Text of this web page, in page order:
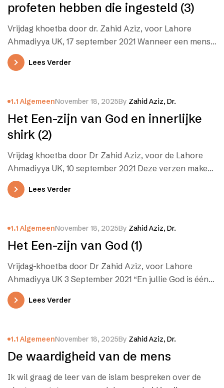
profeten hebben die ingesteld (3)
Vrijdag khoetba door dr. Zahid Aziz, voor Lahore
Ahmadiyya UK, 17 september 2021 Wanneer een mens
shirk pleegt, dan valt…
Lees Verder
1.1 AlgemeenNovember 18, 2025By Zahid Aziz, Dr.
Het Een-zijn van God en innerlijke
shirk (2)
Vrijdag khoetba door Dr Zahid Aziz, voor de Lahore
Ahmadiyya UK, 10 september 2021 Deze verzen maken
melding van een…
Lees Verder
1.1 AlgemeenNovember 18, 2025By Zahid Aziz, Dr.
Het Een-zijn van God (1)
Vrijdag-khoetba door Dr Zahid Aziz, voor Lahore
Ahmadiyya UK 3 September 2021 “En jullie God is één
God; er is…
Lees Verder
1.1 AlgemeenNovember 18, 2025By Zahid Aziz, Dr.
De waardigheid van de mens
Ik wil graag de leer van de islam bespreken over de